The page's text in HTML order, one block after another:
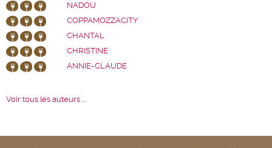
NADOU
COPPAMOZZACITY
CHANTAL
CHRISTINE
ANNIE-CLAUDE
Voir tous les auteurs ...